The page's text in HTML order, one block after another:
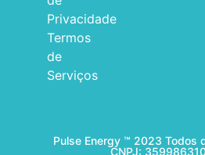
Privacidade
Termos
de
Serviços
Pulse Energy ™ 2023 Todos
CNPJ: